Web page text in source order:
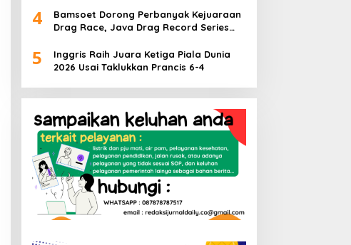
4
Bamsoet Dorong Perbanyak Kejuaraan
Drag Race, Java Drag Record Series
Muda
5
Inggris Raih Juara Ketiga Piala Dunia
2026 Usai Taklukkan Prancis 6-4